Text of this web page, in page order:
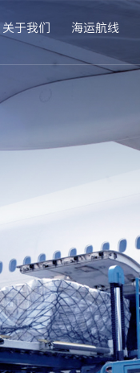
关于我们 海运航线